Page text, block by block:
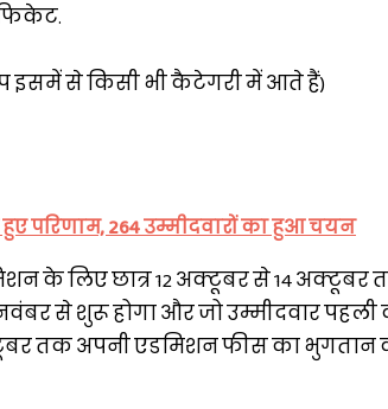
आप इसमें से किसी भी कैटेगरी में आते हैं)
हुए परिणाम, 264 उम्मीदवारों का हुआ चयन
के लिए छात्र 12 अक्टूबर से 14
नवंबर से शुरू होगा और जो उम्मीदवार
तक अपनी एडमिशन फीस का